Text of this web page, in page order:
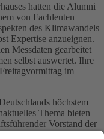
hatten die Alumni
von Fachleuten
des Klimawandels
Expertise anzueignen.
Messdaten gearbeitet
selbst auswertet. Ihre
im
höchstem
Thema bieten
Vorstand der